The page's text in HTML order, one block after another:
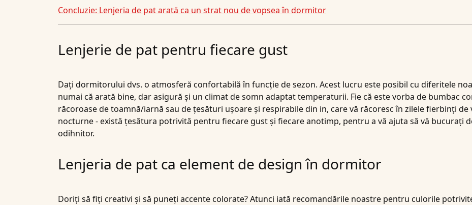
Concluzie: Lenjeria de pat arată ca un strat nou de vopsea în dormitor
Lenjerie de pat pentru fiecare gust
Dați dormitorului dvs. o atmosferă confortabilă în funcție de sezon. Acest lucru este posibil cu diferitele
numai că arată bine, dar asigură și un climat de somn adaptat temperaturii. Fie că este vorba de bumbac
răcoroase de toamnă/iarnă sau de țesături ușoare și respirabile din in, care vă răcoresc în zilele fierbinți
nocturne - există țesătura potrivită pentru fiecare gust și fiecare anotimp, pentru a vă ajuta să vă bucurați
odihnitor.
Lenjeria de pat ca element de design în dormitor
Doriți să fiți creativi și să puneți accente colorate? Atunci iată recomandările noastre pentru culorile